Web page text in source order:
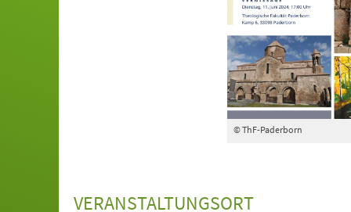
© ThF-Paderborn
VERANSTALTUNGSORT